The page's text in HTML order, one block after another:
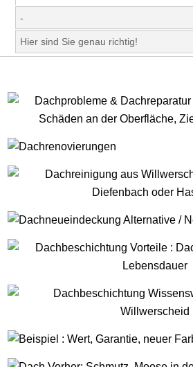
-
Hier sind Sie genau richtig!